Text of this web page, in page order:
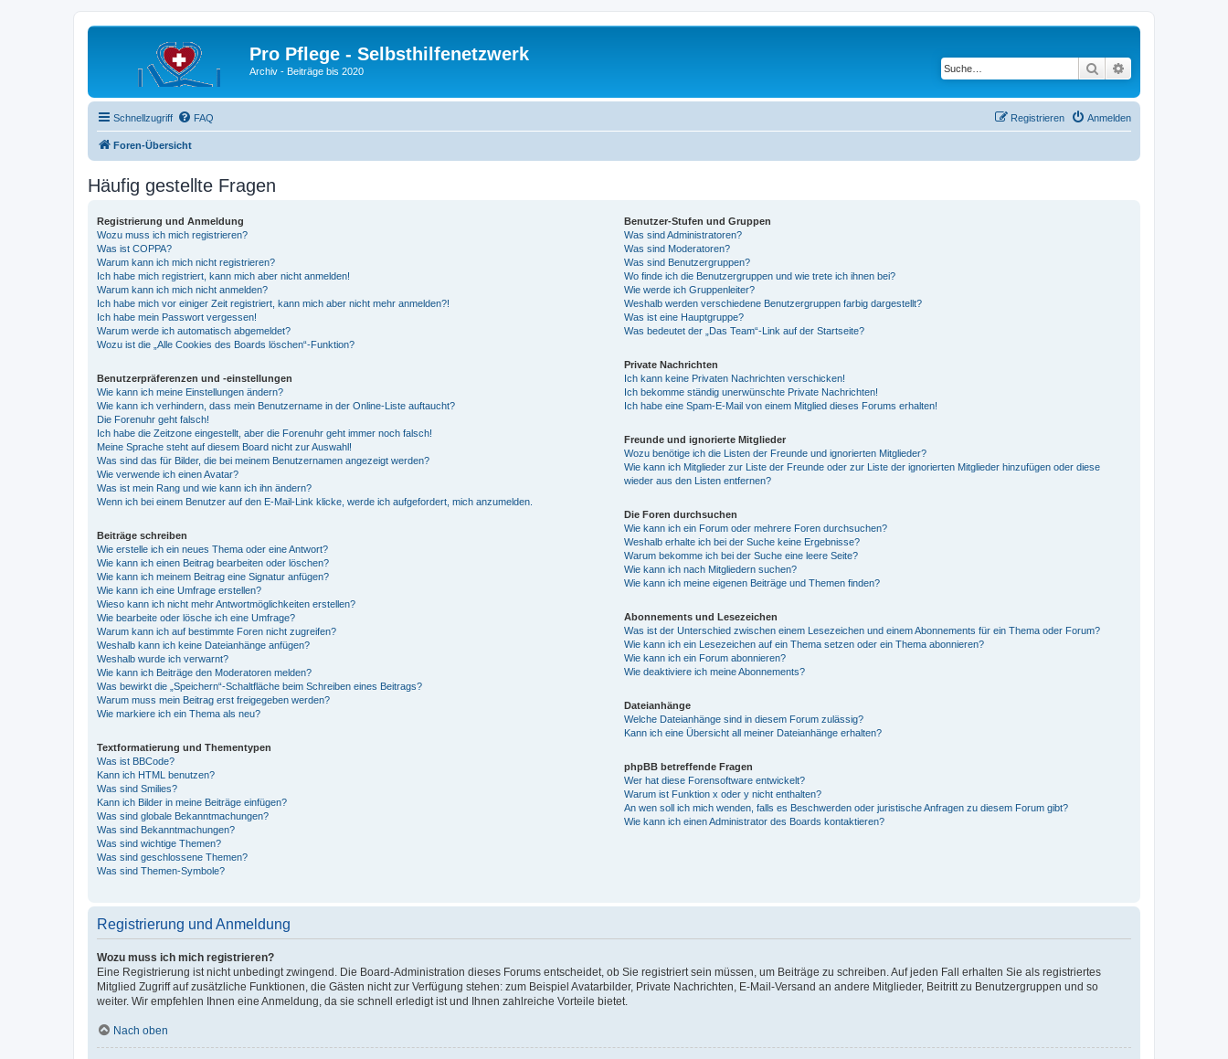
Pro Pflege - Selbsthilfenetzwerk
Archiv - Beiträge bis 2020 Suche
Schnellzugriff FAQ Anmelden
Registrieren
Foren-Übersicht
Häufig gestellte Fragen
Registrierung und Anmeldung
Wozu muss ich mich registrieren?
Was ist COPPA?
Warum kann ich mich nicht registrieren?
Ich habe mich registriert, kann mich aber nicht anmelden!
Warum kann ich mich nicht anmelden?
Ich habe mich vor einiger Zeit registriert, kann mich aber nicht mehr anmelden?!
Ich habe mein Passwort vergessen!
Warum werde ich automatisch abgemeldet?
Wozu ist die „Alle Cookies des Boards löschen“-Funktion?
Benutzerpräferenzen und -einstellungen
Wie kann ich meine Einstellungen ändern?
Wie kann ich verhindern, dass mein Benutzername in der Online-Liste auftaucht?
Die Forenuhr geht falsch!
Ich habe die Zeitzone eingestellt, aber die Forenuhr geht immer noch falsch!
Meine Sprache steht auf diesem Board nicht zur Auswahl!
Was sind das für Bilder, die bei meinem Benutzernamen angezeigt werden?
Wie verwende ich einen Avatar?
Was ist mein Rang und wie kann ich ihn ändern?
Wenn ich bei einem Benutzer auf den E-Mail-Link klicke, werde ich aufgefordert, mich anzumelden.
Beiträge schreiben
Wie erstelle ich ein neues Thema oder eine Antwort?
Wie kann ich einen Beitrag bearbeiten oder löschen?
Wie kann ich meinem Beitrag eine Signatur anfügen?
Wie kann ich eine Umfrage erstellen?
Wieso kann ich nicht mehr Antwortmöglichkeiten erstellen?
Wie bearbeite oder lösche ich eine Umfrage?
Warum kann ich auf bestimmte Foren nicht zugreifen?
Weshalb kann ich keine Dateianhänge anfügen?
Weshalb wurde ich verwarnt?
Wie kann ich Beiträge den Moderatoren melden?
Was bewirkt die „Speichern“-Schaltfläche beim Schreiben eines Beitrags?
Warum muss mein Beitrag erst freigegeben werden?
Wie markiere ich ein Thema als neu?
Textformatierung und Thementypen
Was ist BBCode?
Kann ich HTML benutzen?
Was sind Smilies?
Kann ich Bilder in meine Beiträge einfügen?
Was sind globale Bekanntmachungen?
Was sind Bekanntmachungen?
Was sind wichtige Themen?
Was sind geschlossene Themen?
Was sind Themen-Symbole?
Benutzer-Stufen und Gruppen
Was sind Administratoren?
Was sind Moderatoren?
Was sind Benutzergruppen?
Wo finde ich die Benutzergruppen und wie trete ich ihnen bei?
Wie werde ich Gruppenleiter?
Weshalb werden verschiedene Benutzergruppen farbig dargestellt?
Was ist eine Hauptgruppe?
Was bedeutet der „Das Team“-Link auf der Startseite?
Private Nachrichten
Ich kann keine Privaten Nachrichten verschicken!
Ich bekomme ständig unerwünschte Private Nachrichten!
Ich habe eine Spam-E-Mail von einem Mitglied dieses Forums erhalten!
Freunde und ignorierte Mitglieder
Wozu benötige ich die Listen der Freunde und ignorierten Mitglieder?
Wie kann ich Mitglieder zur Liste der Freunde oder zur Liste der ignorierten Mitglieder hinzufügen oder diese
wieder aus den Listen entfernen?
Die Foren durchsuchen
Wie kann ich ein Forum oder mehrere Foren durchsuchen?
Weshalb erhalte ich bei der Suche keine Ergebnisse?
Warum bekomme ich bei der Suche eine leere Seite?
Wie kann ich nach Mitgliedern suchen?
Wie kann ich meine eigenen Beiträge und Themen finden?
Abonnements und Lesezeichen
Was ist der Unterschied zwischen einem Lesezeichen und einem Abonnements für ein Thema oder Forum?
Wie kann ich ein Lesezeichen auf ein Thema setzen oder ein Thema abonnieren?
Wie kann ich ein Forum abonnieren?
Wie deaktiviere ich meine Abonnements?
Dateianhänge
Welche Dateianhänge sind in diesem Forum zulässig?
Kann ich eine Übersicht all meiner Dateianhänge erhalten?
phpBB betreffende Fragen
Wer hat diese Forensoftware entwickelt?
Warum ist Funktion x oder y nicht enthalten?
An wen soll ich mich wenden, falls es Beschwerden oder juristische Anfragen zu diesem Forum gibt?
Wie kann ich einen Administrator des Boards kontaktieren?
Registrierung und Anmeldung
Wozu muss ich mich registrieren?
Eine Registrierung ist nicht unbedingt zwingend. Die Board-Administration dieses Forums entscheidet, ob Sie registriert sein müssen, um Beiträge zu schreiben. Auf jeden Fall erhalten Sie als registriertes
Mitglied Zugriff auf zusätzliche Funktionen, die Gästen nicht zur Verfügung stehen: zum Beispiel Avatarbilder, Private Nachrichten, E-Mail-Versand an andere Mitglieder, Beitritt zu Benutzergruppen und so
weiter. Wir empfehlen Ihnen eine Anmeldung, da sie schnell erledigt ist und Ihnen zahlreiche Vorteile bietet.
Nach oben